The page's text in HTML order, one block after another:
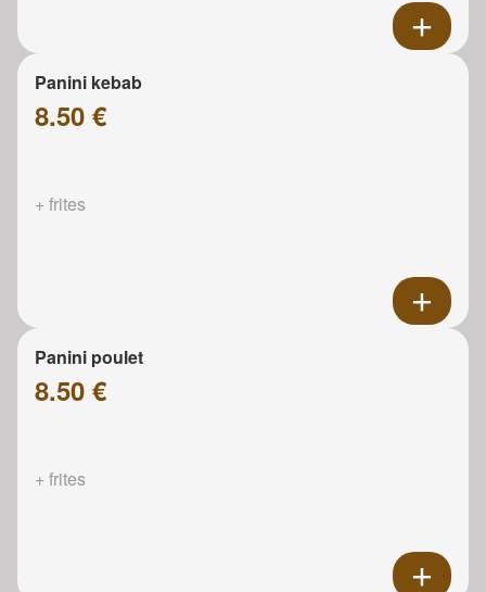
Panini kebab
8.50 €
+ frites
Panini poulet
8.50 €
+ frites